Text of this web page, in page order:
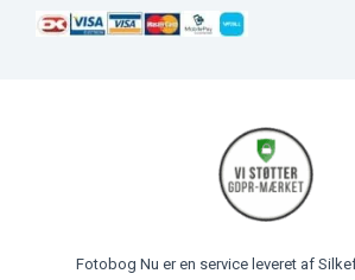
Fotobog Nu er en service leveret af